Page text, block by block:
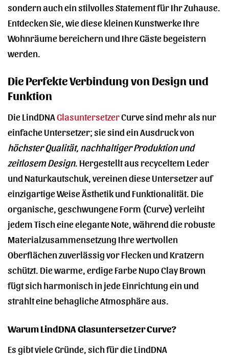
sondern auch ein stilvolles Statement für Ihr Zuhause.
Entdecken Sie, wie diese kleinen Kunstwerke Ihre
Wohnräume bereichern und Ihre Gäste begeistern
werden.
Die Perfekte Verbindung von Design und
Funktion
Die LindDNAGlasuntersetzerCurve sind mehr als nur
einfache Untersetzer; sie sind ein Ausdruck von
höchster Qualität, nachhaltiger Produktion und
zeitlosem Design. Hergestellt aus recyceltem Leder
und Naturkautschuk, vereinen diese Untersetzer auf
einzigartige Weise Ästhetik und Funktionalität. Die
organische, geschwungene Form (Curve) verleiht
jedem Tisch eine elegante Note, während die robuste
Materialzusammensetzung Ihre wertvollen
Oberflächen zuverlässig vor Flecken und Kratzern
schützt. Die warme, erdige Farbe Nupo Clay Brown
fügt sich harmonisch in jede Einrichtung ein und
strahlt eine behagliche Atmosphäre aus.
Warum LindDNA Glasuntersetzer Curve?
Es gibt viele Gründe, sich für die LindDNA